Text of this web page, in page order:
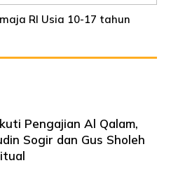
RI Usia 10-17 tahun
Pengajian Al Qalam,
Sogir dan Gus Sholeh